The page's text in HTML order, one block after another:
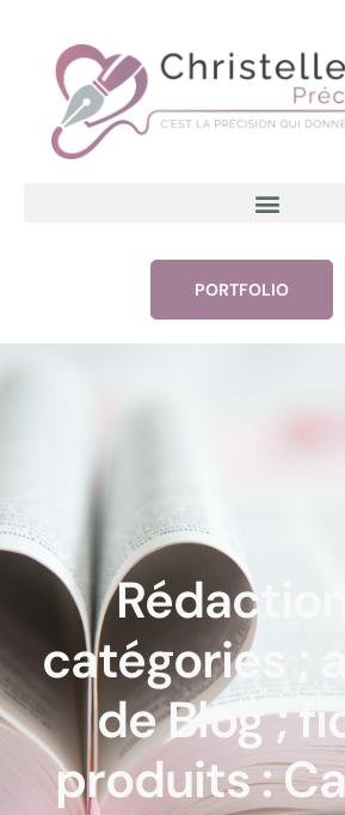
PORTFOLIO
Rédaction
catégories ;
de Blog ;
produits :